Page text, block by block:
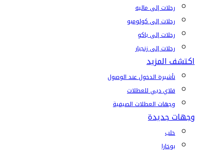
رحلات إلى ماليه
رحلات إلى كولومبو
رحلات إلى باكو
رحلات إلى زنجبار
اكتشف المزيد
تأشيرة الدخول عند الوصول
فلاي دبي للعطلات
وجهات العطلات الصيفية
وجهات جديدة
حلب
بوخارا